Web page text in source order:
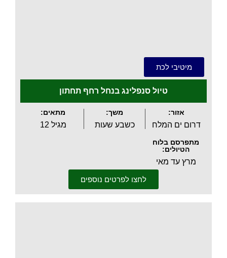
מיטיבי לכת
טיול סנפלינג בנחל רחף תחתון
אזור:
דרום ים המלח
משך:
כשבע שעות
מתאים:
מגיל 12
מתפרסם בלוח
הטיולים:
מרץ עד מאי
לחצו לפרטים נוספים